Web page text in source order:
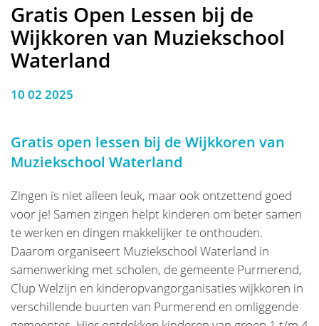
Gratis Open Lessen bij de
Wijkkoren van Muziekschool
Waterland
10 02 2025
Gratis open lessen bij de Wijkkoren van
Muziekschool Waterland
Zingen is niet alleen leuk, maar ook ontzettend goed
voor je! Samen zingen helpt kinderen om beter samen
te werken en dingen makkelijker te onthouden.
Daarom organiseert Muziekschool Waterland in
samenwerking met scholen, de gemeente Purmerend,
Clup Welzijn en kinderopvangorganisaties wijkkoren in
verschillende buurten van Purmerend en omliggende